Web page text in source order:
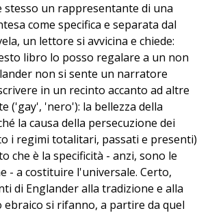
stesso un rappresentante di una
come specifica e separata dal
un lettore si avvicina e chiede:
libro lo posso regalare a un non
non si sente un narratore
in un recinto accanto ad altre
('gay', 'nero'): la bellezza della
la causa della persecuzione dei
i regimi totalitari, passati e presenti)
che è la specificità - anzi, sono le
- a costituire l'universale. Certo,
di Englander alla tradizione e alla
si rifanno, a partire da quel